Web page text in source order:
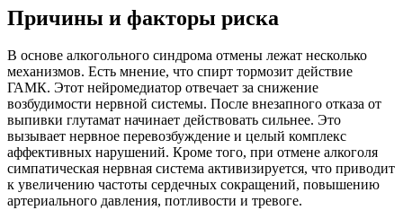
Причины и факторы риска
В основе алкогольного синдрома отмены лежат несколько
механизмов. Есть мнение, что спирт тормозит действие
ГАМК. Этот нейромедиатор отвечает за снижение
возбудимости нервной системы. После внезапного отказа от
выпивки глутамат начинает действовать сильнее. Это
вызывает нервное перевозбуждение и целый комплекс
аффективных нарушений. Кроме того, при отмене алкоголя
симпатическая нервная система активизируется, что приводит
к увеличению частоты сердечных сокращений, повышению
артериального давления, потливости и тревоге.